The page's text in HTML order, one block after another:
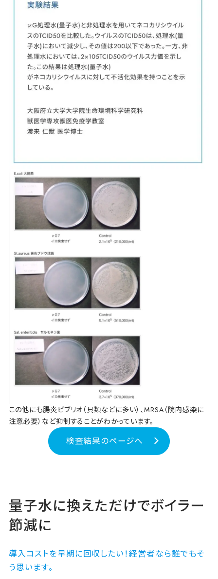
この他にも腸炎ビブリオ（貝類などに多い）、MRSA（院内感染に
注意必要）など抑制することがわかっています。
検査結果のページへ
量子水に換えただけでボイラー
節減に
導入コストを早期に回収したい！経営者なら誰でもそ
う思います。